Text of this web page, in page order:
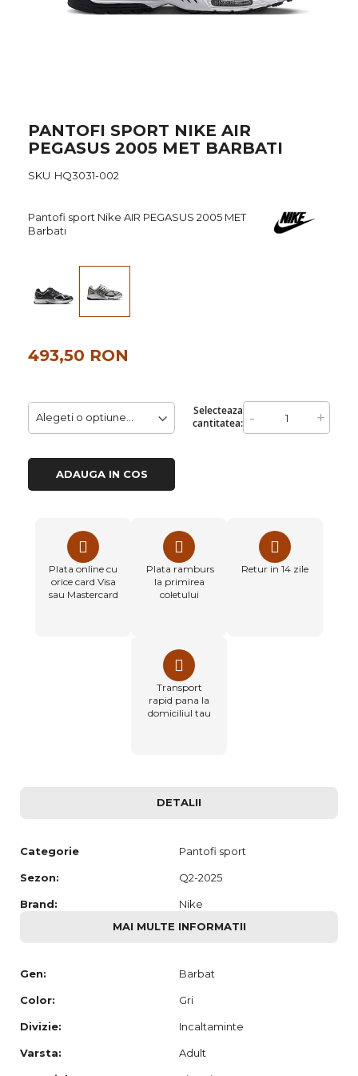
Skip
to
the
of
gallery
PANTOFI SPORT NIKE AIR
PEGASUS 2005 MET BARBATI
SKU HQ3031-002
Pantofi sport Nike AIR PEGASUS 2005 MET
Barbati
Selecteaza
cantitatea: - +
493,50 RON
ADAUGA IN COS
Plata online cu
orice card Visa
sau Mastercard
Plata ramburs
la primirea
coletului
Retur in 14 zile
Transport
rapid pana la
domiciliul tau
DETALII
Categorie Pantofi sport
Sezon: Q2-2025
Brand:
Nike
MAI MULTE INFORMATII
Gen: Barbat
Color: Gri
Divizie: Incaltaminte
Varsta: Adult